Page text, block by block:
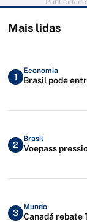
Publicidade
Mais lidas
1
Economia
Brasil pode
2
Brasil
Voepass
3
Mundo
Canadá rebate